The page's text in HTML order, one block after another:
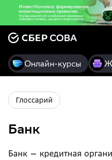
Онлайн-курсы
Глоссарий
Банк
Банк — кредитная